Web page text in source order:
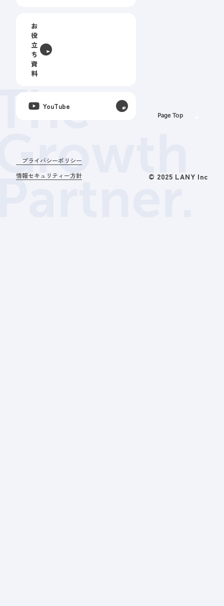
プライバシーポリシー
情報セキュリティー方針
© 2025 LANY Inc
お
役
立
ち
資
料
YouTube
Page Top